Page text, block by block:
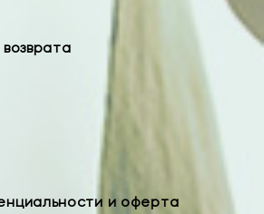
и оферта